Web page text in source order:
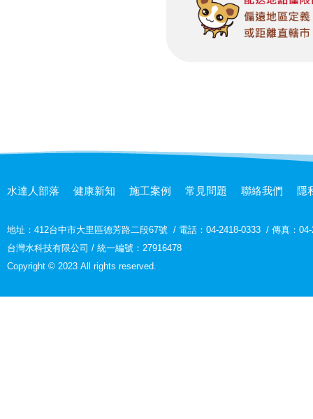
水達人部落 健康新知 施工案例 常見問題 聯絡我們 隱
地址： 412台中市大里區德芳路二段67號 / 電話：04-2418-0333 / 傳真：
台灣水科技有限公司 / 統一編號：27916478
Copyright © 2023 All rights reserved.